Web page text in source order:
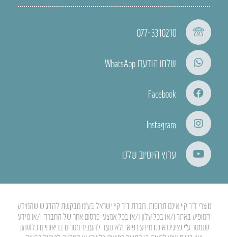
077-3310210
שלחו הודעת WhatsApp
Facebook
Instagram
ערוץ היוטיוב שלנו
מוצרי ד”ר קיי אינם תרופות. חברת ד”ר קיי ישראל בע”מ מבקשת להדגיש שהמידע
המופיע באתר ו/או בכל עלון ו/או בכל אמצעי פרסום אחר של החברה ו/או מידע
שנמסר ע”י נציגינו איננו מידע רפואי ולא נועד להעביר מסרים בריאותיים כלשהם